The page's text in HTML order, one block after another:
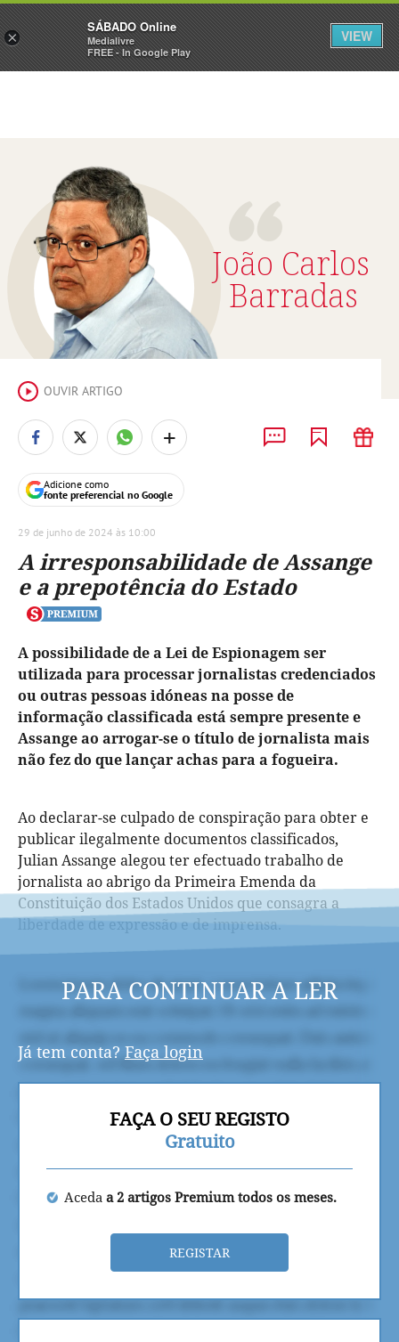
Sábado Assine Iniciar Sessão
João Carlos
Barradas
OUVIR ARTIGO
Adicione como
fonte preferencial no Google
+
29 de junho de 2024 às 10:00
A irresponsabilidade de Assange
e a prepotência do Estado
A possibilidade de a Lei de Espionagem ser
utilizada para processar jornalistas credenciados
ou outras pessoas idóneas na posse de
informação classificada está sempre presente e
Assange ao arrogar-se o título de jornalista mais
não fez do que lançar achas para a fogueira.
Ao declarar-se culpado de conspiração para obter e
publicar ilegalmente documentos classificados,
Julian Assange alegou ter efectuado trabalho de
jornalista ao abrigo da Primeira Emenda da
Constituição dos Estados Unidos que consagra a
liberdade de expressão e de imprensa.
PARA CONTINUAR A LER
Já tem conta? Faça login
FAÇA O SEU REGISTO
Gratuito
Aceda a 2 artigos Premium todos os meses.
REGISTAR
×
SÁBADO Online
Medialivre
FREE - In Google Play
VIEW